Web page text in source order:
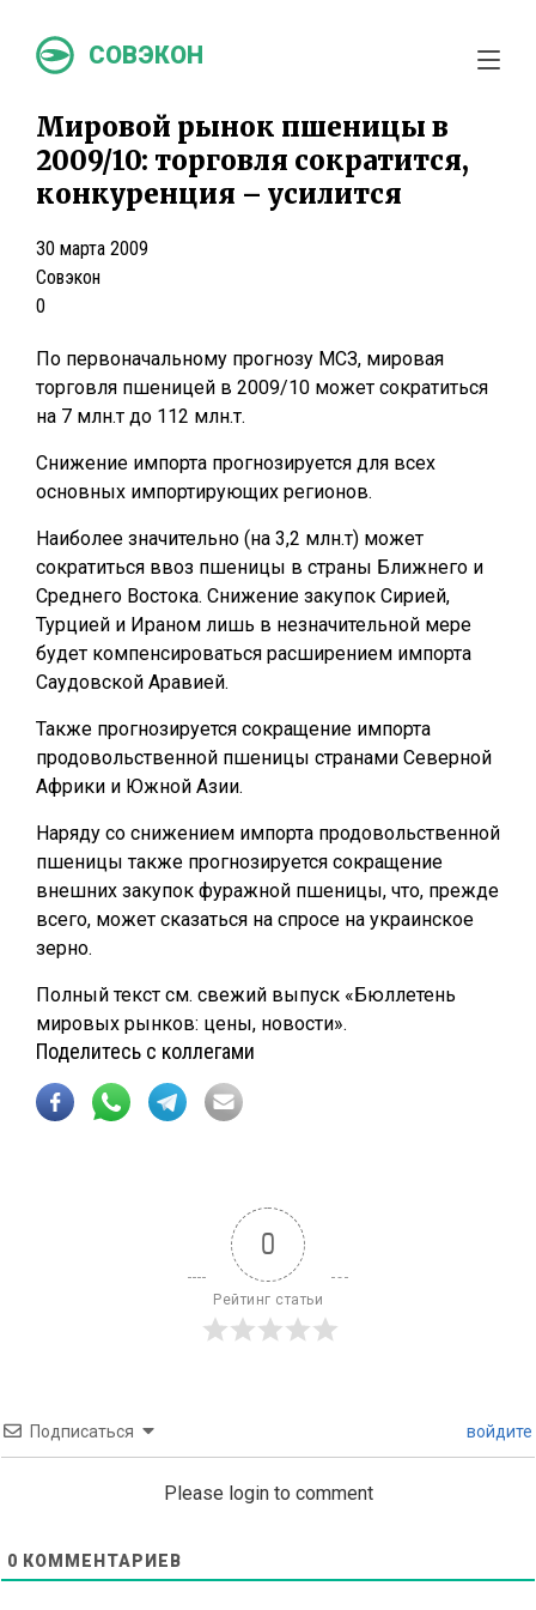
СОВЭКОН
Мировой рынок пшеницы в
2009/10: торговля сократится,
конкуренция – усилится
30 марта 2009
Совэкон
0
По первоначальному прогнозу МСЗ, мировая
торговля пшеницей в 2009/10 может сократиться
на 7 млн.т до 112 млн.т.
Снижение импорта прогнозируется для всех
основных импортирующих регионов.
Наиболее значительно (на 3,2 млн.т) может
сократиться ввоз пшеницы в страны Ближнего и
Среднего Востока. Снижение закупок Сирией,
Турцией и Ираном лишь в незначительной мере
будет компенсироваться расширением импорта
Саудовской Аравией.
Также прогнозируется сокращение импорта
продовольственной пшеницы странами Северной
Африки и Южной Азии.
Наряду со снижением импорта продовольственной
пшеницы также прогнозируется сокращение
внешних закупок фуражной пшеницы, что, прежде
всего, может сказаться на спросе на украинское
зерно.
Полный текст см. свежий выпуск «Бюллетень
мировых рынков: цены, новости».
Поделитесь с коллегами
0
Рейтинг статьи
Подписаться войдите
Please login to comment
0 КОММЕНТАРИЕВ